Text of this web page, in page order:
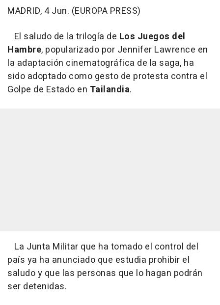
MADRID, 4 Jun. (EUROPA PRESS)
El saludo de la trilogía de Los Juegos del
Hambre, popularizado por Jennifer Lawrence en
la adaptación cinematográfica de la saga, ha
sido adoptado como gesto de protesta contra el
Golpe de Estado en Tailandia.
La Junta Militar que ha tomado el control del
país ya ha anunciado que estudia prohibir el
saludo y que las personas que lo hagan podrán
ser detenidas.